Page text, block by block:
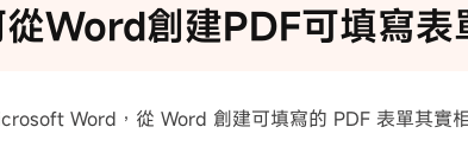
Word創建PDF可填寫表
Word，從 Word 創建可填寫的 PDF 表單其實